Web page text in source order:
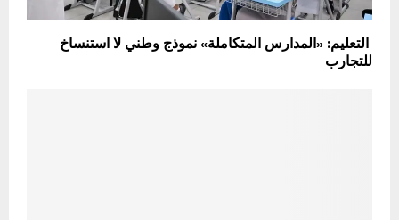
التعليم: «المدارس المتكاملة» نموذج وطني لا استنساخ
للتجارب